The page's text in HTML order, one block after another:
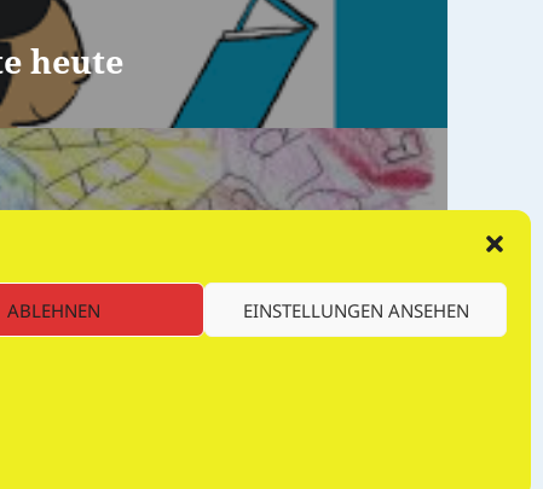
ABLEHNEN EINSTELLUNGEN ANSEHEN
heute